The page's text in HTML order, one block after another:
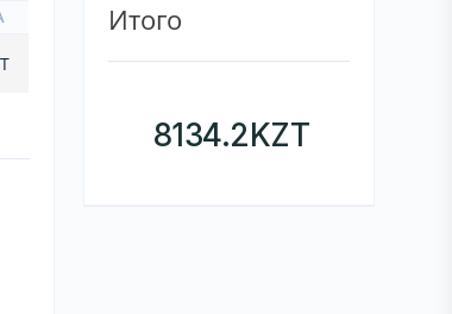
Итого
8134.2KZT